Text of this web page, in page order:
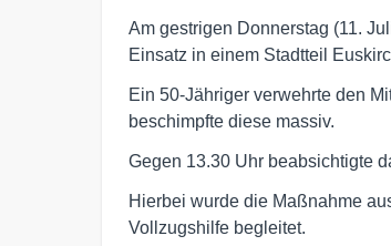
Am gestrigen Donnerstag (11.
Einsatz in einem Stadtteil
Ein 50-Jähriger verwehrte den
beschimpfte diese massiv.
Gegen 13.30 Uhr beabsichtigte
Hierbei wurde die Maßnahme
Vollzugshilfe begleitet.